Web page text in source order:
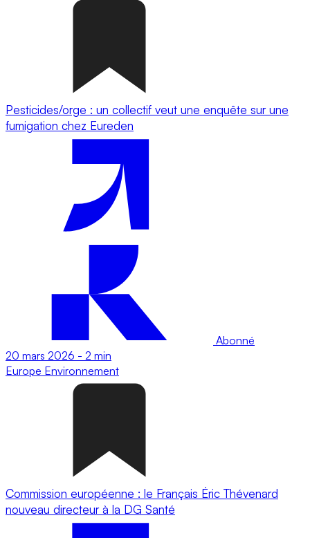
Pesticides/orge : un collectif veut une enquête sur une
fumigation chez Eureden
Abonné
20 mars 2026 - 2 min
Europe Environnement
Commission européenne : le Français Éric Thévenard
nouveau directeur à la DG Santé